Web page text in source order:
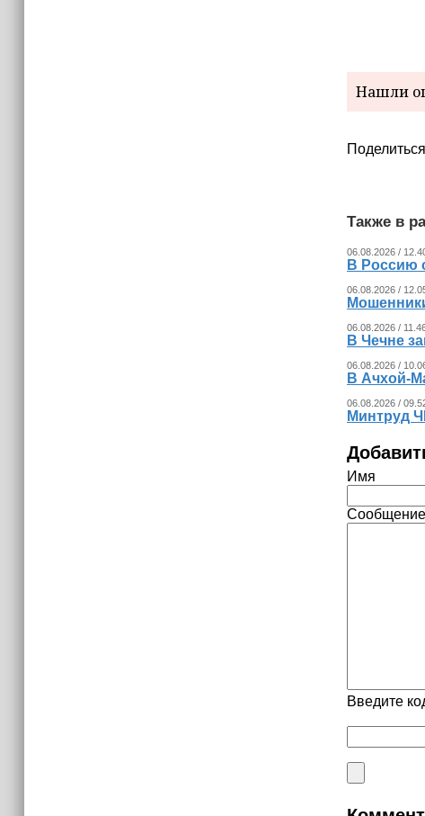
Нашли
Также в
06.08.2026 /
В Россию
06.08.2026 /
06.08.2026 /
В Чечне
06.08.2026 /
В Ачхой-
06.08.2026 /
Минтруд
Имя
Сообщение
Введите